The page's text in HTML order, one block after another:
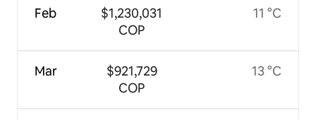
Feb
Mar
$1,230,031
COP
$921,729
COP
11 °C
13 °C